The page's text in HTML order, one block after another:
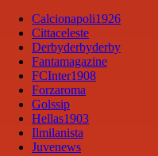
Calcionapoli1926
Cittaceleste
Derbyderbyderby
Fantamagazine
FCInter1908
Forzaroma
Golssip
Hellas1903
Ilmilanista
Juvenews